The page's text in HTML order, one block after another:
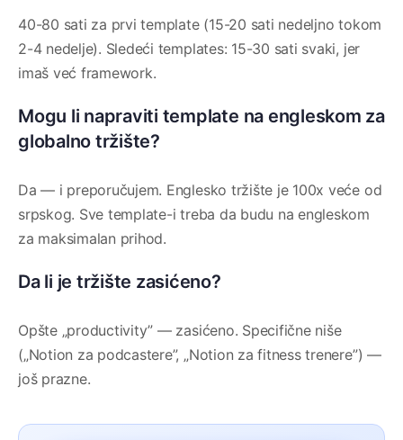
40-80 sati za prvi template (15-20 sati nedeljno tokom
2-4 nedelje). Sledeći templates: 15-30 sati svaki, jer
imaš već framework.
Mogu li napraviti template na engleskom za
globalno tržište?
Da — i preporučujem. Englesko tržište je 100x veće od
srpskog. Sve template-i treba da budu na engleskom
za maksimalan prihod.
Da li je tržište zasićeno?
Opšte „productivity” — zasićeno. Specifične niše
(„Notion za podcastere”, „Notion za fitness trenere”) —
još prazne.